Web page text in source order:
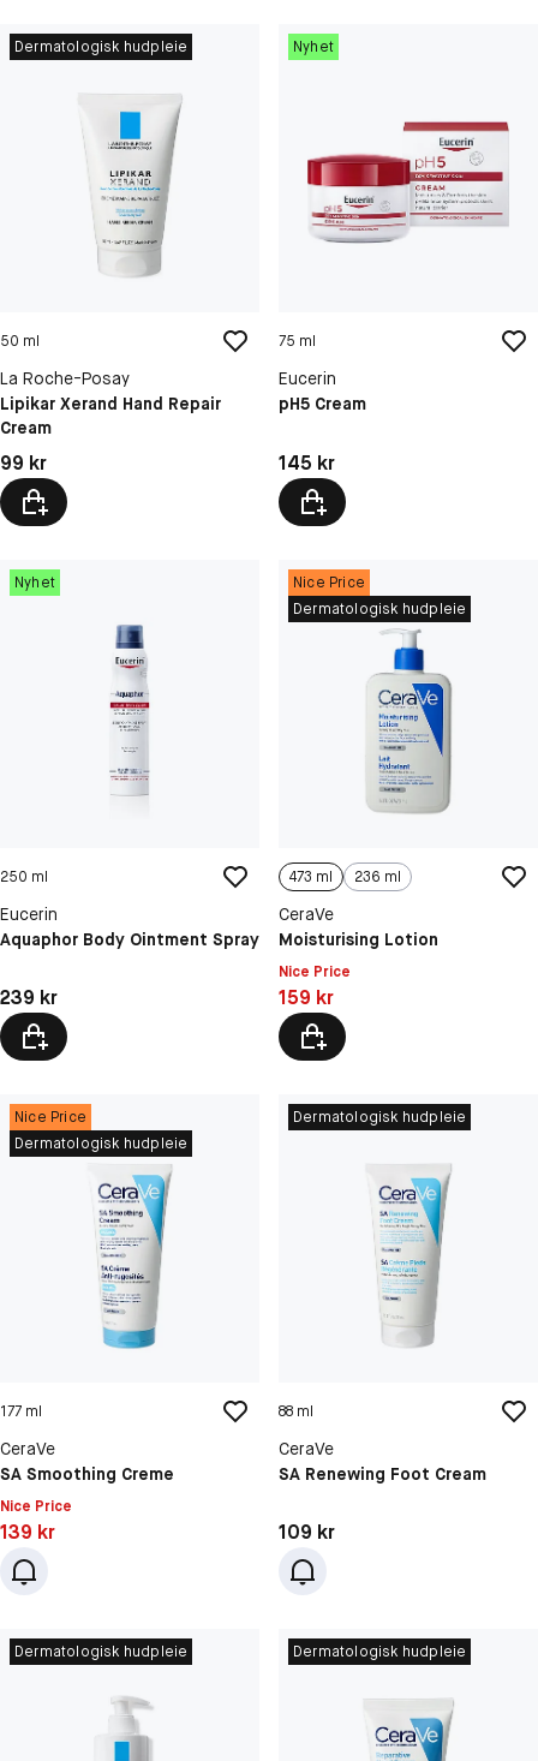
Dermatologisk hudpleie
50 ml
La Roche-Posay
Lipikar Xerand Hand Repair
Cream
Pris: 99 kr
99 kr
Nyhet
75 ml
Eucerin
pH5 Cream
Pris: 145 kr
145 kr
Nyhet
250 ml
Eucerin
Aquaphor Body Ointment Spray
Pris: 239 kr
239 kr
Nice Price
Dermatologisk hudpleie
473 ml 236 ml
CeraVe
Moisturising Lotion
Nice Price
Pris: 159 kr
159 kr
Nice Price
Dermatologisk hudpleie
177 ml
CeraVe
SA Smoothing Creme
Nice Price
Pris: 139 kr
139 kr
Dermatologisk hudpleie
88 ml
CeraVe
SA Renewing Foot Cream
Pris: 109 kr
109 kr
Dermatologisk hudpleie Dermatologisk hudpleie